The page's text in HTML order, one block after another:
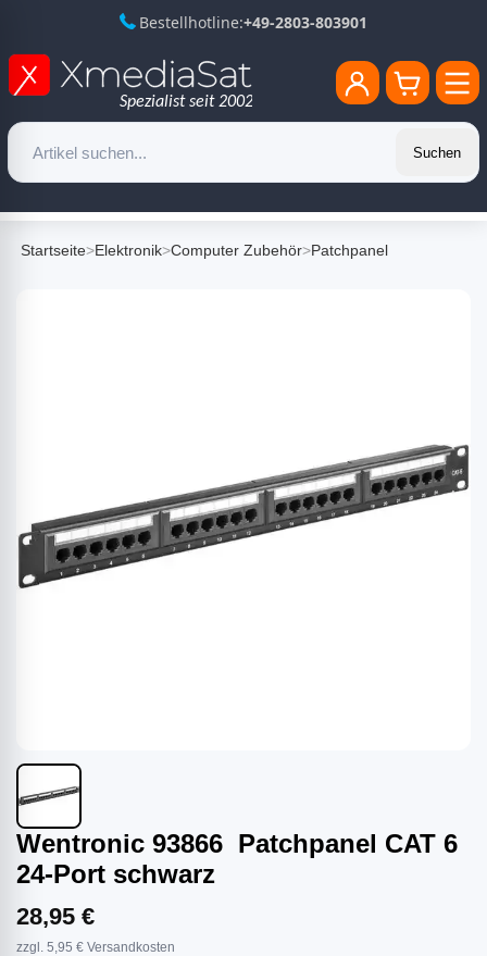
Bestellhotline:+49-2803-803901
Suchen
Startseite>Elektronik>Computer Zubehör>Patchpanel
Wentronic 93866 Patchpanel CAT 6
24-Port schwarz
28,95 €
zzgl. 5,95 € Versandkosten